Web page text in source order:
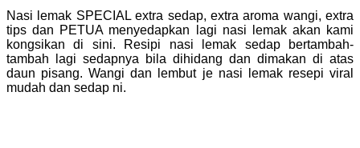
Share
Nasi lemak SPECIAL extra sedap, extra aroma wangi, extra
tips dan PETUA menyedapkan lagi nasi lemak akan kami
kongsikan di sini. Resipi nasi lemak sedap bertambah-
tambah lagi sedapnya bila dihidang dan dimakan di atas
daun pisang. Wangi dan lembut je nasi lemak resepi viral
mudah dan sedap ni.